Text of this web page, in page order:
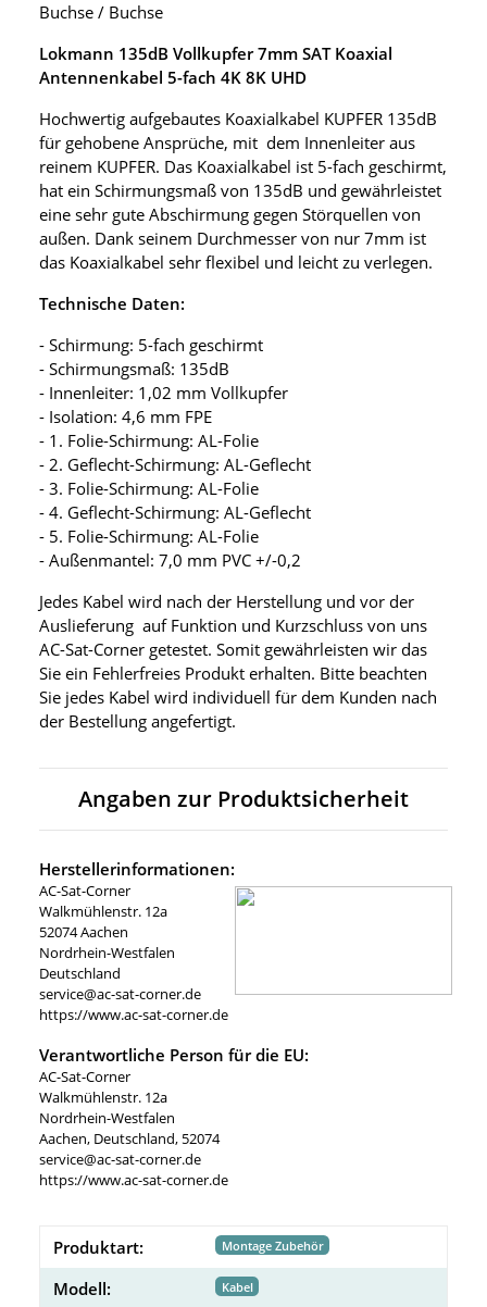
Buchse / Buchse
Lokmann 135dB Vollkupfer 7mm SAT Koaxial
Antennenkabel 5-fach 4K 8K UHD
Hochwertig aufgebautes Koaxialkabel KUPFER 135dB
für gehobene Ansprüche, mit dem Innenleiter aus
reinem KUPFER. Das Koaxialkabel ist 5-fach geschirmt,
hat ein Schirmungsmaß von 135dB und gewährleistet
eine sehr gute Abschirmung gegen Störquellen von
außen. Dank seinem Durchmesser von nur 7mm ist
das Koaxialkabel sehr flexibel und leicht zu verlegen.
Technische Daten:
- Schirmung: 5-fach geschirmt
- Schirmungsmaß: 135dB
- Innenleiter: 1,02 mm Vollkupfer
- Isolation: 4,6 mm FPE
- 1. Folie-Schirmung: AL-Folie
- 2. Geflecht-Schirmung: AL-Geflecht
- 3. Folie-Schirmung: AL-Folie
- 4. Geflecht-Schirmung: AL-Geflecht
- 5. Folie-Schirmung: AL-Folie
- Außenmantel: 7,0 mm PVC +/-0,2
Jedes Kabel wird nach der Herstellung und vor der
Auslieferung auf Funktion und Kurzschluss von uns
AC-Sat-Corner getestet. Somit gewährleisten wir das
Sie ein Fehlerfreies Produkt erhalten. Bitte beachten
Sie jedes Kabel wird individuell für dem Kunden nach
der Bestellung angefertigt.
Angaben zur Produktsicherheit
Herstellerinformationen:
AC-Sat-Corner
Walkmühlenstr. 12a
52074 Aachen
Nordrhein-Westfalen
Deutschland
service@ac-sat-corner.de
https://www.ac-sat-corner.de
Verantwortliche Person für die EU:
AC-Sat-Corner
Walkmühlenstr. 12a
Nordrhein-Westfalen
Aachen, Deutschland, 52074
service@ac-sat-corner.de
https://www.ac-sat-corner.de
Produktart: Montage Zubehör
Modell: Kabel